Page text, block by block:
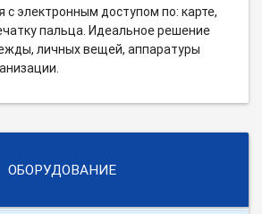
с электронным доступом по: карте,
пальца. Идеальное решение
личных вещей, аппаратуры
ОБОРУДОВАНИЕ